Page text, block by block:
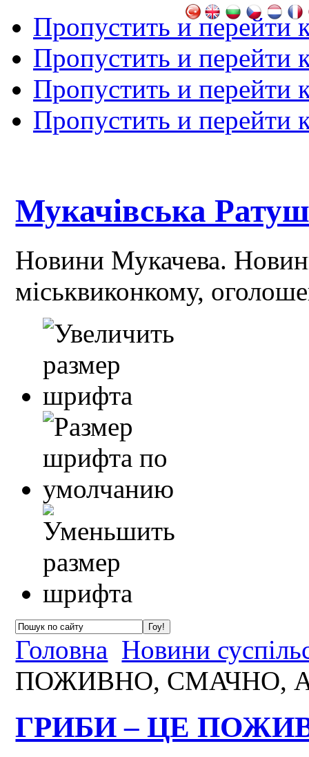
Пропустить и перейти
Пропустить и перейти
Пропустить и перейти
Пропустить и перейти
Мукачівська
Новини Мукачева.
міськвиконкому,
Головна Новини
ПОЖИВНО, СМАЧНО,
ГРИБИ – ЦЕ